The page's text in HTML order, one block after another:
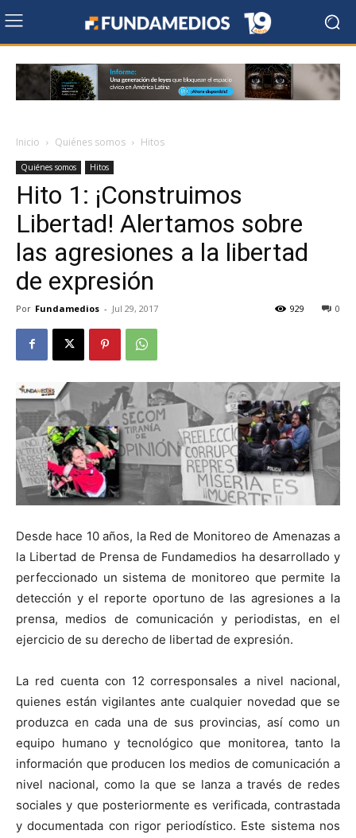
Inicio Quiénes somos Hitos
Quiénes somos Hitos
Hito 1: ¡Construimos
Libertad! Alertamos sobre
las agresiones a la libertad
de expresión
Por Fundamedios - Jul 29, 2017 0
929
Desde hace 10 años, la Red de Monitoreo de Amenazas a
la Libertad de Prensa de Fundamedios ha desarrollado y
perfeccionado un sistema de monitoreo que permite la
detección y el reporte oportuno de las agresiones a la
prensa, medios de comunicación y periodistas, en el
ejercicio de su derecho de libertad de expresión.
La red cuenta con 12 corresponsales a nivel nacional,
quienes están vigilantes ante cualquier novedad que se
produzca en cada una de sus provincias, así como un
equipo humano y tecnológico que monitorea, tanto la
información que producen los medios de comunicación a
nivel nacional, como la que se lanza a través de redes
sociales y que posteriormente es verificada, contrastada
y documentada con rigor periodístico. Este sistema nos